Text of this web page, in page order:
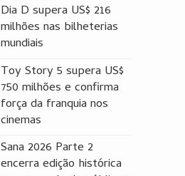
Dia D supera US$ 216
milhões nas bilheterias
mundiais
Toy Story 5 supera US$
750 milhões e confirma
força da franquia nos
cinemas
Sana 2026 Parte 2
encerra edição histórica